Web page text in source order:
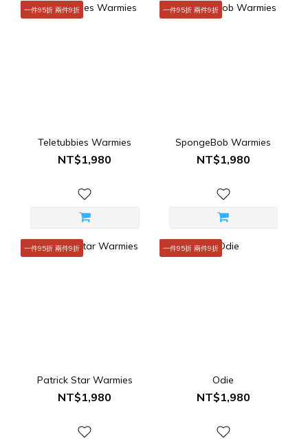
一件95折 兩件9折
Teletubbies Warmies
NT$1,980
一件95折 兩件9折
SpongeBob Warmies
NT$1,980
一件95折 兩件9折
Patrick Star Warmies
NT$1,980
一件95折 兩件9折
Odie
NT$1,980